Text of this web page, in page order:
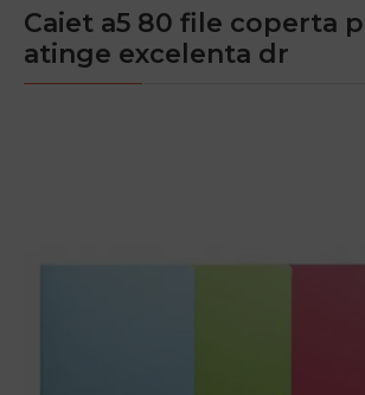
Caiet a5 80 file coperta
atinge excelenta dr